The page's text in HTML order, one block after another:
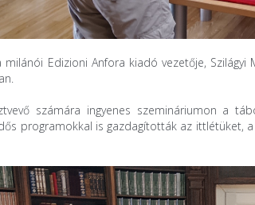
Edizioni Anfora kiadó vezetője,
számára ingyenes szemináriumon a
programokkal is gazdagították az ittlétüket,